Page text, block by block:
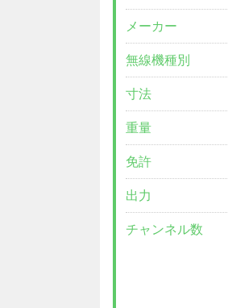
メーカー
無線機種別
寸法
重量
免許
出力
チャンネル数